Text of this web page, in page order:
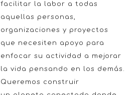
facilitar la labor a todas
aquellas personas,
organizaciones y proyectos
que necesiten apoyo para
enfocar su actividad a mejorar
la vida pensando en los demás.
Queremos construir